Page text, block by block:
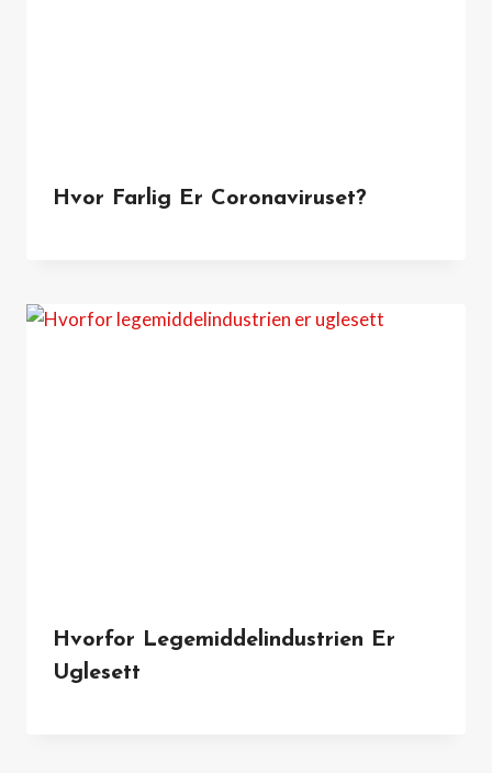
Hvor Farlig Er Coronaviruset?
Hvorfor Legemiddelindustrien Er
Uglesett